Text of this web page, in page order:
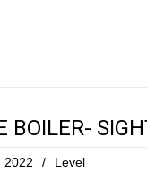
BOILER-
2022 /
Level